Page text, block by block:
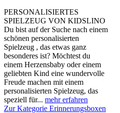
PERSONALISIERTES
SPIELZEUG VON KIDSLINO
Du bist auf der Suche nach einem
schönen personalisierten
Spielzeug , das etwas ganz
besonderes ist? Möchtest du
einem Herzensbaby oder einem
geliebten Kind eine wundervolle
Freude machen mit einem
personalisierten Spielzeug, das
speziell für... mehr erfahren
Zur Kategorie Erinnerungsboxen